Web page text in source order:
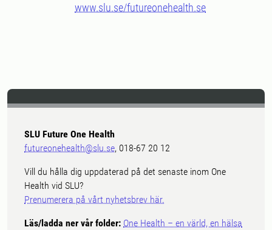
www.slu.se/futureonehealth.se
SLU Future One Health
futureonehealth@slu.se, 018-67 20 12
Vill du hålla dig uppdaterad på det senaste inom One
Health vid SLU?
Prenumerera på vårt nyhetsbrev här.
Läs/ladda ner vår folder: One Health – en värld, en hälsa